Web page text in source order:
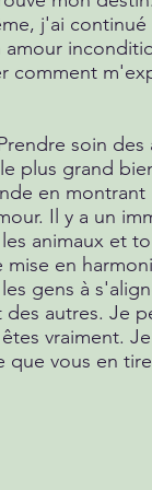
j'ai
comment
soin
plus grand
en
Il y a un
animaux et
en
gens à
autres. Je
vraiment.
vous en